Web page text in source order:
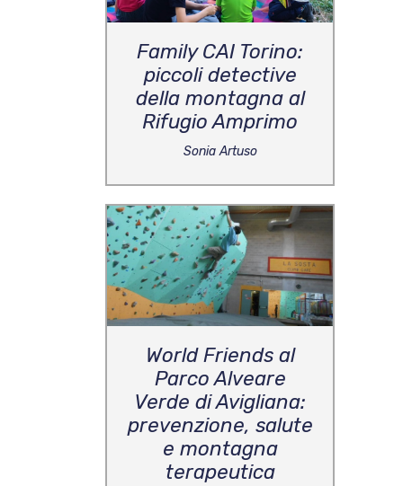
Family CAI Torino:
piccoli detective
della montagna al
Rifugio Amprimo
Sonia Artuso
World Friends al
Parco Alveare
Verde di Avigliana:
prevenzione, salute
e montagna
terapeutica